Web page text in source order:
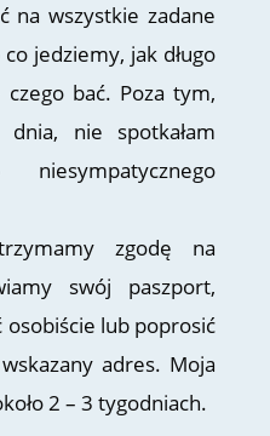
na wszystkie zadane
jedziemy, jak długo
bać. Poza tym,
nie spotkałam
zgodę na
swój paszport,
lub poprosić
adres. Moja
2 – 3 tygodniach.